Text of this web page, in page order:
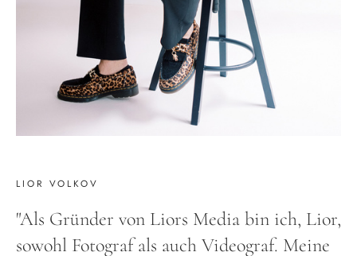
LIOR VOLKOV
"Als Gründer von Liors Media bin ich, Lior,
sowohl Fotograf als auch Videograf. Meine